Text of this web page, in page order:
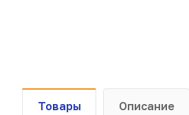
Товары Описание